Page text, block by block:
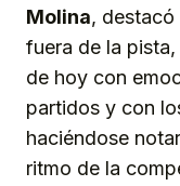
Molina, destacó
fuera de la
de hoy con
partidos y con
haciéndose
ritmo de la